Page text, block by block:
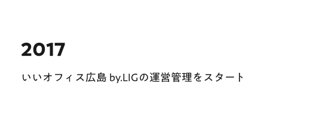
2017
いいオフィス広島 by.LIGの運営管理をスタート